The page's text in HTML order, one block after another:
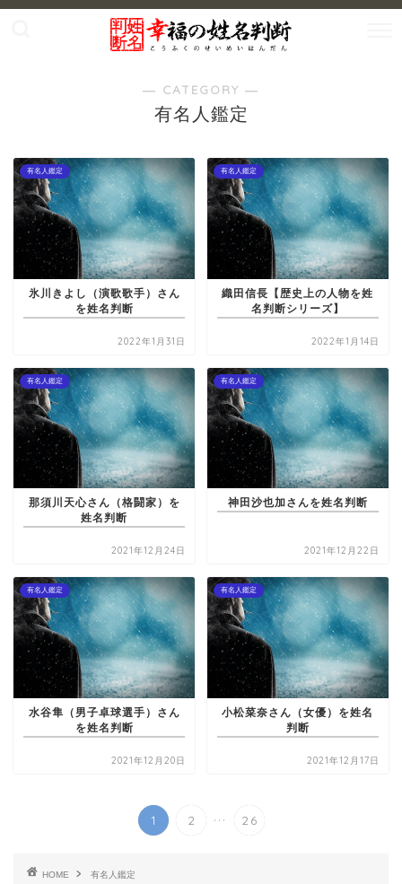
― CATEGORY ―
有名人鑑定
有名人鑑定
氷川きよし（演歌歌手）さん
を姓名判断
2022年1月31日
有名人鑑定
織田信長【歴史上の人物を姓
名判断シリーズ】
2022年1月14日
有名人鑑定
那須川天心さん（格闘家）を
姓名判断
2021年12月24日
有名人鑑定
神田沙也加さんを姓名判断
2021年12月22日
有名人鑑定
水谷隼（男子卓球選手）さん
を姓名判断
2021年12月20日
有名人鑑定
小松菜奈さん（女優）を姓名
判断
2021年12月17日
1 2 ... 26
HOME 有名人鑑定